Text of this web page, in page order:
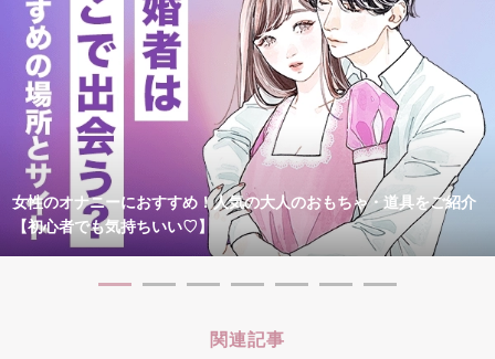
女性のオナニーにおすすめ！人気の大人のおもちゃ・道具をご紹介
【初心者でも気持ちいい♡】
関連記事